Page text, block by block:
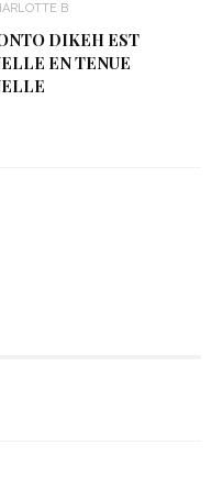
B
DIKEH EST
EN TENUE